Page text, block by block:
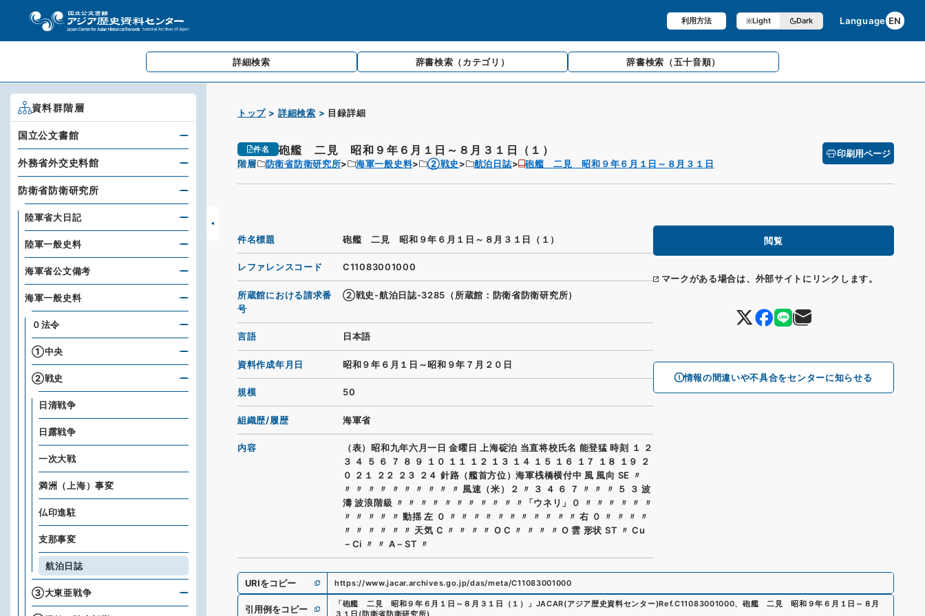
利用方法 Light Dark Language EN
詳細検索 辞書検索 （カテゴリ） 辞書検索 （五十音順）
トップ 詳細検索 目録詳細
件名 砲艦 二見 昭和９年６月１日～８月３１日（１）
階層 防衛省防衛研究所 海軍一般史料 ②戦史 航泊日誌 砲艦 二見 昭和９年６月１日～８月３１日
印刷用ページ
閲覧
マークがある場合は、外部サイトにリンクします。
情報の間違いや不具合をセンターに知らせる
件名標題 砲艦 二見 昭和９年６月１日～８月３１日（１）
レファレンスコード C11083001000
所蔵館における請求番
号
②戦史-航泊日誌-3285（所蔵館：防衛省防衛研究所）
言語 日本語
資料作成年月日 昭和９年６月１日～昭和９年７月２０日
規模 50
組織歴/履歴 海軍省
内容
（表）昭和九年六月一日 金曜日 上海碇泊 当直将校氏名 能登猛 時刻 １ ２
３ ４ ５ ６ ７ ８ ９ １０ １１ １２ １３ １４ １５ １６ １７ １８ １９ ２
０ ２１ ２２ ２３ ２４ 針路（艦首方位）海軍桟橋横付中 風 風向 SE 〃
〃 〃 〃 〃 〃 〃 〃 〃 〃 〃 風速（米）２ 〃 ３ ４ ６ ７ 〃 〃 〃 ５ ３ 波
濤 波浪階級 〃 〃 〃 〃 〃 〃 〃 〃 〃 〃 〃「ウネリ」０ 〃 〃 〃 〃 〃 〃
〃 〃 〃 〃 〃 動揺 左 ０ 〃 〃 〃 〃 〃 〃 〃 〃 〃 〃 〃 右 ０ 〃 〃 〃 〃
〃 〃 〃 〃 〃 〃 天気 C 〃 〃 〃 〃 O C 〃 〃 〃 〃 O 雲 形状 ST 〃 Cu
－Ci 〃 〃 A－ST 〃
URIをコピー https://www.jacar.archives.go.jp/das/meta/C11083001000
引用例をコピー 「砲艦 二見 昭和９年６月１日～８月３１日（１） 」 JACAR(アジア歴史資料センター)Ref.C11083001000、砲艦 二見 昭和９年６月１日～８月
３１日 ( 防衛省防衛研究所)
資料群階層
国立公文書館
外務省外交史料館
防衛省防衛研究所
陸軍省大日記
陸軍一般史料
海軍省公文備考
海軍一般史料
０法令
①中央
②戦史
日清戦争
日露戦争
一次大戦
満洲（上海）事変
仏印進駐
支那事変
航泊日誌
③大東亜戦争